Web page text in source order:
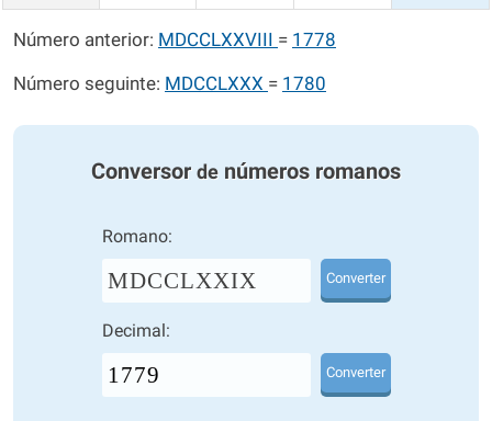
Número anterior: MDCCLXXVIII = 1778
Número seguinte: MDCCLXXX = 1780
Conversor de números romanos
Romano:
MDCCLXXIX Converter
Decimal:
Converter